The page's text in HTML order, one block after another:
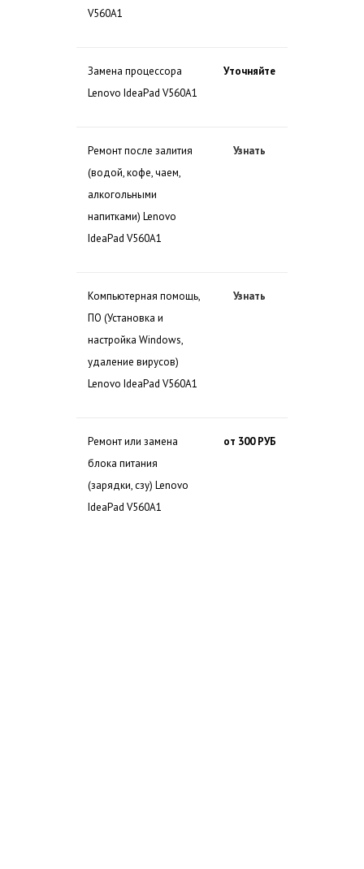
V560A1
Замена процессора
Lenovo IdeaPad V560A1
Уточняйте
Ремонт после залития
(водой, кофе, чаем,
алкогольными
напитками) Lenovo
IdeaPad V560A1
Узнать
Компьютерная помощь,
ПО (Установка и
настройка Windows,
удаление вирусов)
Lenovo IdeaPad V560A1
Узнать
Ремонт или замена
блока питания
(зарядки, сзу) Lenovo
IdeaPad V560A1
от 300 РУБ